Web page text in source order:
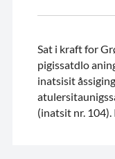
Sat i kraft for
pigissatdlo
inatsisit
(inatsit nr.